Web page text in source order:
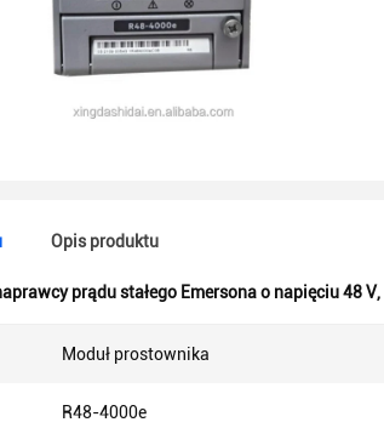
Opis produktu
prądu stałego Emersona o napięciu 48 V,
Moduł prostownika
R48-4000e